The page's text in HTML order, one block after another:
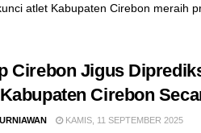
atlet Kabupaten Cirebon meraih
Cirebon Jigus
Cirebon
KAMIS, 11 SEPTEMBER 2025